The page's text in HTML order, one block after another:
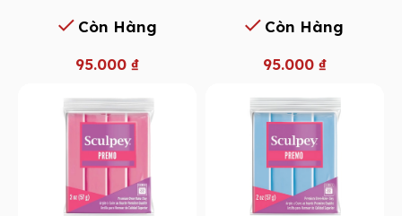
Còn Hàng
95.000 ₫
Còn Hàng
95.000 ₫